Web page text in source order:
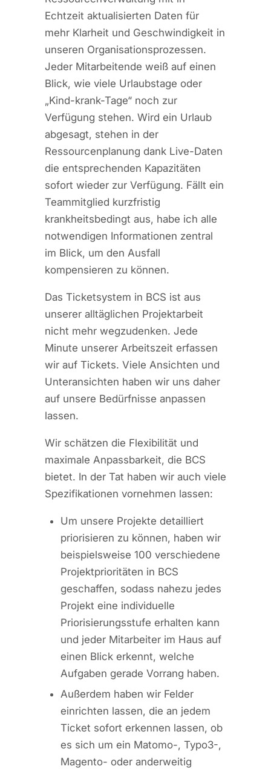
Echtzeit aktualisierten Daten für
mehr Klarheit und Geschwindigkeit in
unseren Organisationsprozessen.
Jeder Mitarbeitende weiß auf einen
Blick, wie viele Urlaubstage oder
„Kind-krank-Tage“ noch zur
Verfügung stehen. Wird ein Urlaub
abgesagt, stehen in der
Ressourcenplanung dank Live-Daten
die entsprechenden Kapazitäten
sofort wieder zur Verfügung. Fällt ein
Teammitglied kurzfristig
krankheitsbedingt aus, habe ich alle
notwendigen Informationen zentral
im Blick, um den Ausfall
kompensieren zu können.
Das Ticketsystem in BCS ist aus
unserer alltäglichen Projektarbeit
nicht mehr wegzudenken. Jede
Minute unserer Arbeitszeit erfassen
wir auf Tickets. Viele Ansichten und
Unteransichten haben wir uns daher
auf unsere Bedürfnisse anpassen
lassen.
Wir schätzen die Flexibilität und
maximale Anpassbarkeit, die BCS
bietet. In der Tat haben wir auch viele
Spezifikationen vornehmen lassen:
Um unsere Projekte detailliert
priorisieren zu können, haben wir
beispielsweise 100 verschiedene
Projektprioritäten in BCS
geschaffen, sodass nahezu jedes
Projekt eine individuelle
Priorisierungsstufe erhalten kann
und jeder Mitarbeiter im Haus auf
einen Blick erkennt, welche
Aufgaben gerade Vorrang haben.
Außerdem haben wir Felder
einrichten lassen, die an jedem
Ticket sofort erkennen lassen, ob
es sich um ein Matomo-, Typo3-,
Magento- oder anderweitig